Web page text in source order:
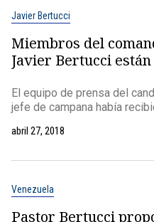
Javier Bertucci
Miembros del
Javier Bertucci
El equipo de prensa del
jefe de campana había
abril 27, 2018
Venezuela
Pastor Bertucci